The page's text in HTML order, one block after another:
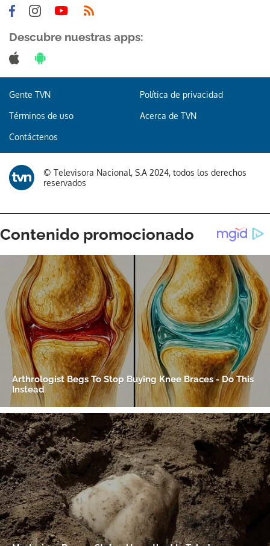
Descubre nuestras apps:
Gente TVN Política de privacidad
Términos de uso Acerca de TVN
Contáctenos
© Televisora Nacional, S.A 2024, todos los derechos
reservados